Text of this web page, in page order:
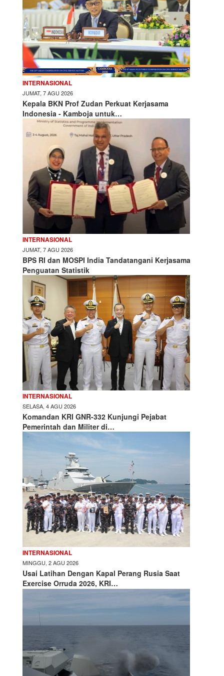
INTERNASIONAL
JUMAT, 7 AGU 2026
Kepala BKN Prof Zudan Perkuat Kerjasama
Indonesia - Kamboja untuk…
INTERNASIONAL
JUMAT, 7 AGU 2026
BPS RI dan MOSPI India Tandatangani Kerjasama
Penguatan Statistik
INTERNASIONAL
SELASA, 4 AGU 2026
Komandan KRI GNR-332 Kunjungi Pejabat
Pemerintah dan Militer di…
INTERNASIONAL
MINGGU, 2 AGU 2026
Usai Latihan Dengan Kapal Perang Rusia Saat
Exercise Orruda 2026, KRI…